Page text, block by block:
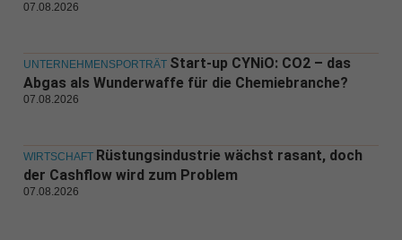
07.08.2026
UNTERNEHMENSPORTRÄT Start-up CYNiO: CO2 – das
Abgas als Wunderwaffe für die Chemiebranche?
07.08.2026
WIRTSCHAFT Rüstungsindustrie wächst rasant, doch
der Cashflow wird zum Problem
07.08.2026